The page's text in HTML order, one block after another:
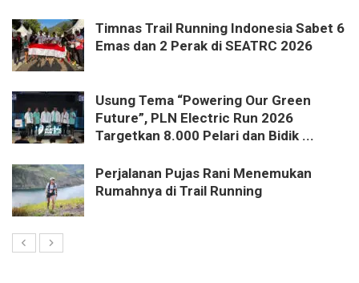
Timnas Trail Running Indonesia Sabet 6
Emas dan 2 Perak di SEATRC 2026
Usung Tema “Powering Our Green
Future”, PLN Electric Run 2026
Targetkan 8.000 Pelari dan Bidik ...
Perjalanan Pujas Rani Menemukan
Rumahnya di Trail Running